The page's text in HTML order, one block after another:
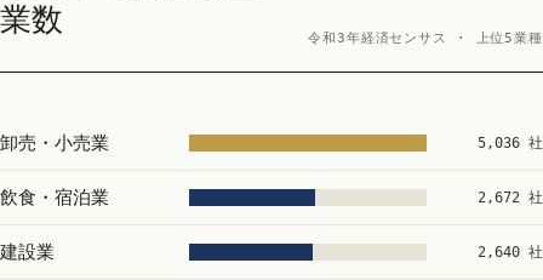
業数
令和3年経済センサス · 上位5業種
卸売・小売業 5,036 社
飲食・宿泊業 2,672 社
建設業 2,640 社